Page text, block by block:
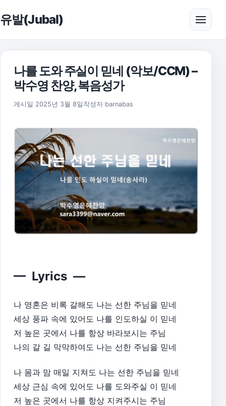
유발(Jubal) 메뉴
나를 도와 주실이 믿네 (악보/CCM) –
박수영 찬양, 복음성가
게시일 2025년 3월 8일 2025년 11월 17일
작성자 barnabas
— Lyrics —
나 영혼은 비록 갈해도 나는 선한 주님을 믿네
세상 풍파 속에 있어도 나를 인도하실 이 믿네
저 높은 곳에서 나를 항상 바라보시는 주님
나의 갈 길 막막하여도 나는 선한 주님을 믿네
나 몸과 맘 매일 지쳐도 나는 선한 주님을 믿네
세상 근심 속에 있어도 나를 도와주실 이 믿네
저 높은 곳에서 나를 항상 지켜주시는 주님